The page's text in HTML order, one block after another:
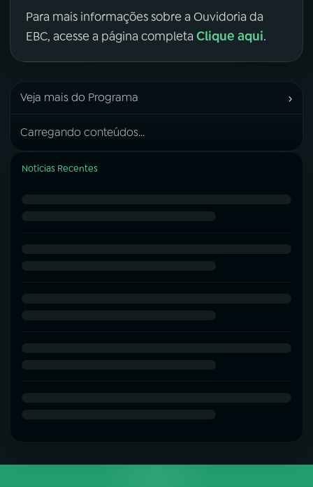
Para mais informações sobre a Ouvidoria da
EBC, acesse a página completa Clique aqui.
Veja mais do Programa ›
Carregando conteúdos...
Notícias Recentes